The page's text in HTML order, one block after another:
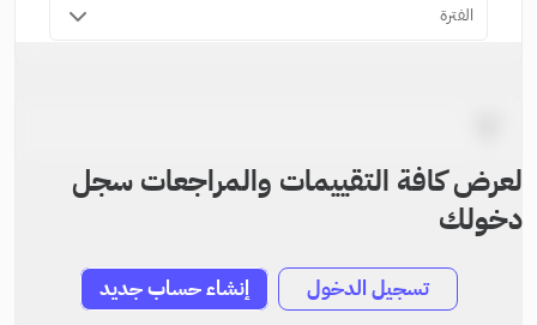
الفترة
لعرض كافة التقييمات والمراجعات سجل
دخولك
تسجيل الدخول إنشاء حساب جديد